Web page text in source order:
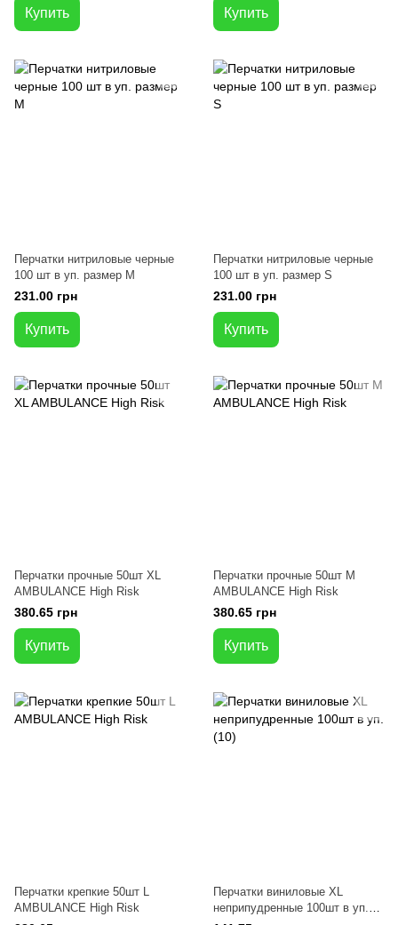
Купить Купить
Перчатки нитриловые черные
100 шт в уп. размер М
231.00 грн
Купить
Перчатки нитриловые черные
100 шт в уп. размер S
231.00 грн
Купить
Перчатки прочные 50шт XL
AMBULANCE High Risk
380.65 грн
Купить
Перчатки прочные 50шт M
AMBULANCE High Risk
380.65 грн
Купить
Перчатки крепкие 50шт L
AMBULANCE High Risk
Перчатки виниловые XL
неприпудренные 100шт в уп.